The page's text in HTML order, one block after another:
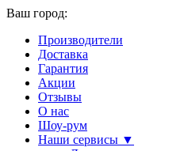
Ваш город:
Производители
Доставка
Гарантия
Акции
Отзывы
О нас
Шоу-рум
Наши сервисы ▼